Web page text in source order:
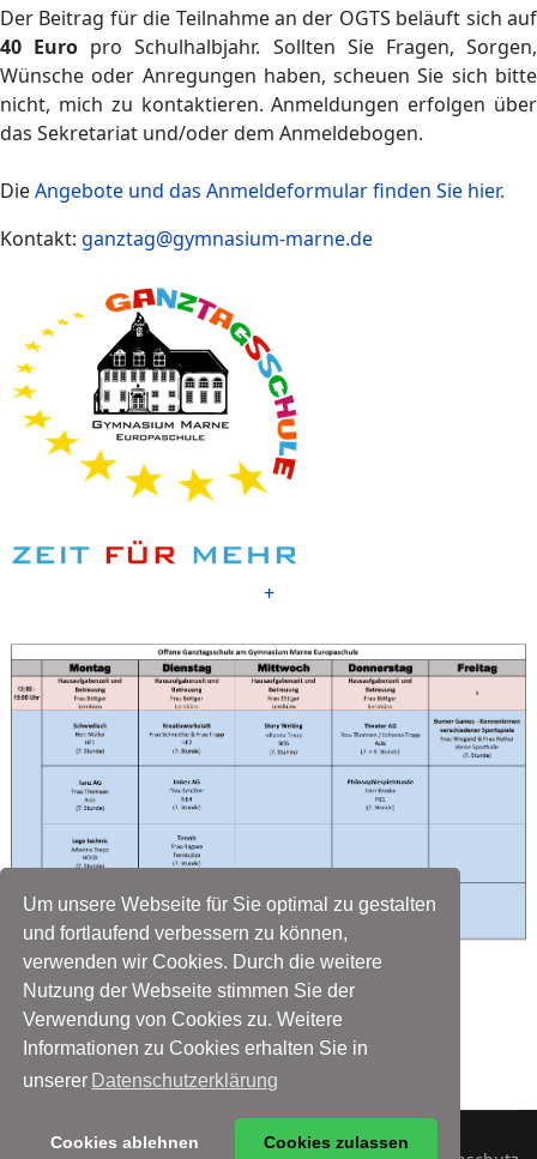
Um unsere Webseite für Sie optimal zu gestalten
und fortlaufend verbessern zu können,
verwenden wir Cookies. Durch die weitere
Nutzung der Webseite stimmen Sie der
Verwendung von Cookies zu. Weitere
Informationen zu Cookies erhalten Sie in
unserer Datenschutzerklärung
Cookies ablehnen Cookies zulassen
Der Beitrag für die Teilnahme an der OGTS beläuft sich auf
40 Euro pro Schulhalbjahr. Sollten Sie Fragen, Sorgen,
Wünsche oder Anregungen haben, scheuen Sie sich bitte
nicht, mich zu kontaktieren. Anmeldungen erfolgen über
das Sekretariat und/oder dem Anmeldebogen.
DieAngebote und das Anmeldeformular finden Sie hier.
Kontakt: ganztag@gymnasium-marne.de
+
Download Anmeldeformular